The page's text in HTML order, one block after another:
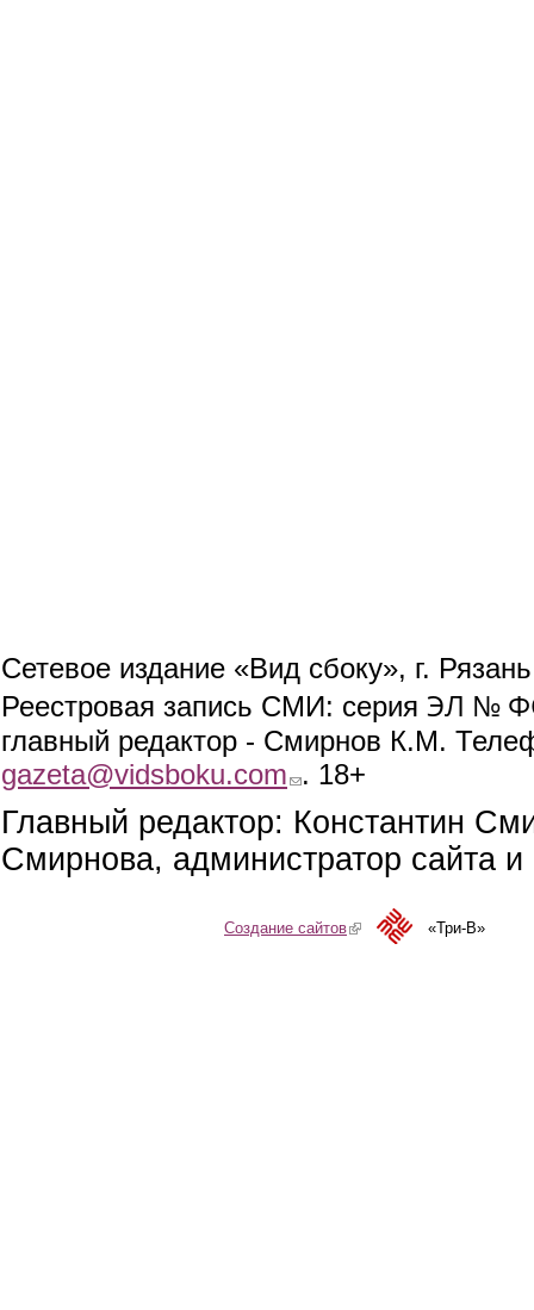
Сетевое издание «Вид сбоку», г.
Реестровая запись СМИ: серия ЭЛ №
главный редактор - Смирнов К.М.
gazeta@vidsboku.com (link sends e-mail)
. 18+
Главный редактор: Константин
Смирнова, администратор сайта
Создание сайтов(link is external)«Три-В»